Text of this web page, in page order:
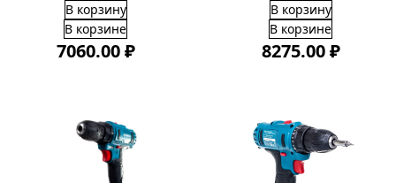
В корзину
В корзине
7060.00 ₽
В корзину
В корзине
8275.00 ₽